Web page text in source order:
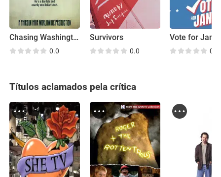
Chasing Washington
0.0
Survivors
0.0
Vote for Janet
0.0
Títulos aclamados pela crítica